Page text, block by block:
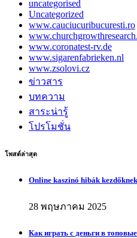
uncategorised
Uncategorized
www.cauciucuribucuresti.ro
www.coronatest-rv.de
www.sigarenfabrieken.nl
www.zsolovi.cz
ข่าวสาร
บทความ
สาระน่ารู้
โปรโมชั่น
โพสต์ล่าสุด
Online kaszinó hibák
28 พฤษภาคม 2025
Как играть с деньги в